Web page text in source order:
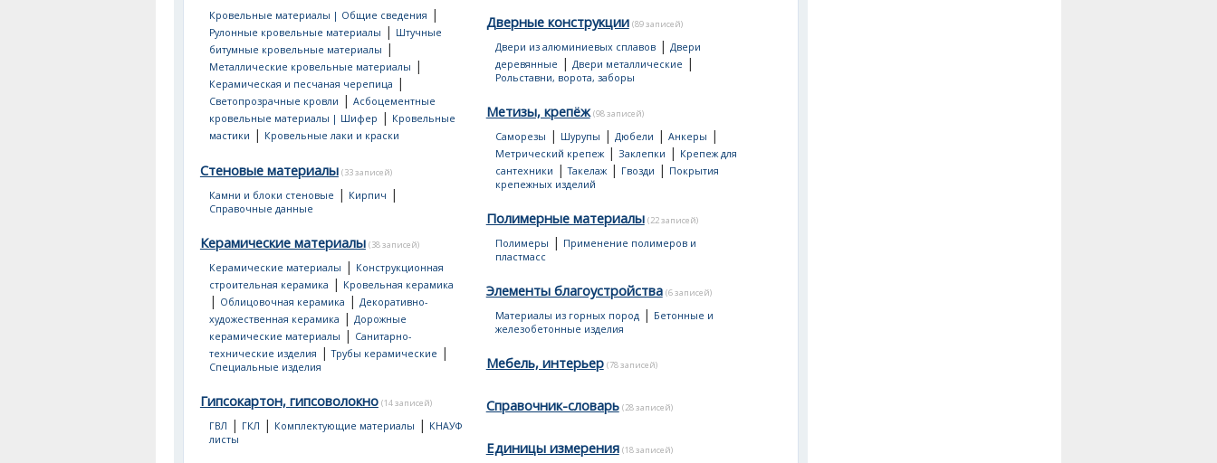
Кровельные материалы | Общие сведения |
Рулонные кровельные материалы | Штучные
битумные кровельные материалы |
Металлические кровельные материалы |
Керамическая и песчаная черепица |
Светопрозрачные кровли | Асбоцементные
кровельные материалы | Шифер | Кровельные
мастики | Кровельные лаки и краски
Стеновые материалы (33 записей)
Камни и блоки стеновые | Кирпич |
Справочные данные
Керамические материалы (38 записей)
Керамические материалы | Конструкционная
строительная керамика | Кровельная керамика
| Облицовочная керамика | Декоративно-
художественная керамика | Дорожные
керамические материалы | Санитарно-
технические изделия |Трубы керамические |
Специальные изделия
Гипсокартон, гипсоволокно (14 записей)
ГВЛ | ГКЛ | Комплектующие материалы | КНАУФ
листы
Дверные конструкции (89 записей)
Двери из алюминиевых сплавов| Двери
деревянные | Двери металлические |
Рольставни, ворота, заборы
Метизы, крепёж (98 записей)
Саморезы | Шурупы | Дюбели | Анкеры |
Метрический крепеж| Заклепки | Крепеж для
сантехники |Такелаж| Гвозди | Покрытия
крепежных изделий
Полимерные материалы (22 записей)
Полимеры | Применение полимеров и
пластмасс
Элементы благоустройства (6 записей)
Материалы из горных пород| Бетонные и
железобетонные изделия
Мебель, интерьер (78 записей)
Справочник-словарь (28 записей)
Единицы измерения (18 записей)